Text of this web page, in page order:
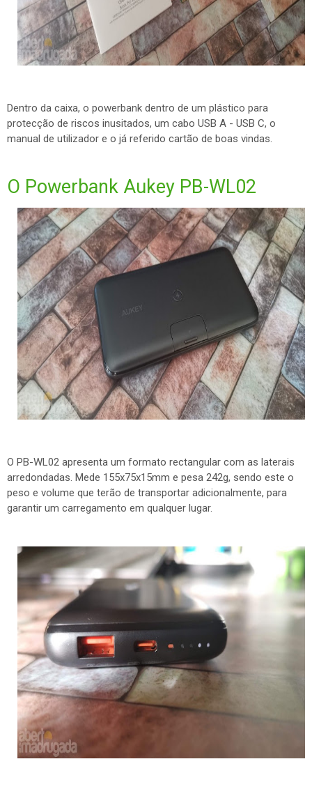
Dentro da caixa, o powerbank dentro de um plástico para
protecção de riscos inusitados, um cabo USB A - USB C, o
manual de utilizador e o já referido cartão de boas vindas.
O Powerbank Aukey PB-WL02
O PB-WL02 apresenta um formato rectangular com as laterais
arredondadas. Mede 155x75x15mm e pesa 242g, sendo este o
peso e volume que terão de transportar adicionalmente, para
garantir um carregamento em qualquer lugar.